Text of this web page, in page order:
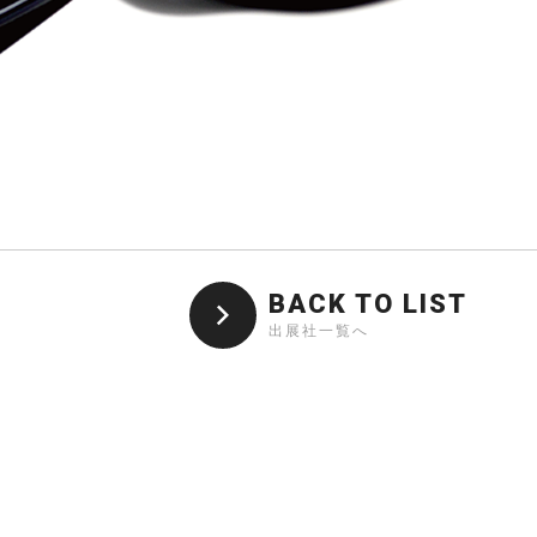
BACK TO LIST
出展社一覧へ